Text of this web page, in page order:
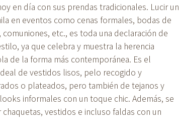
en día con sus prendas tradicionales. Lucir un
en eventos como cenas formales, bodas de
etc., es toda una declaración de
ya que celebra y muestra la herencia
de la forma más contemporánea. Es el
de vestidos lisos, pelo recogido y
o plateados, pero también de tejanos y
informales con un toque chic. Además, se
chaquetas, vestidos e incluso faldas con un